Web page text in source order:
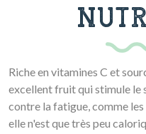
Riche en vitamines C et
excellent fruit qui stimule le
contre la fatigue, comme
elle n'est que très peu